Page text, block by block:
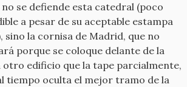
no se defiende esta catedral (poco
a pesar de su aceptable estampa
sino la cornisa de Madrid, que no
porque se coloque delante de la
otro edificio que la tape parcialmente,
tiempo oculta el mejor tramo de la